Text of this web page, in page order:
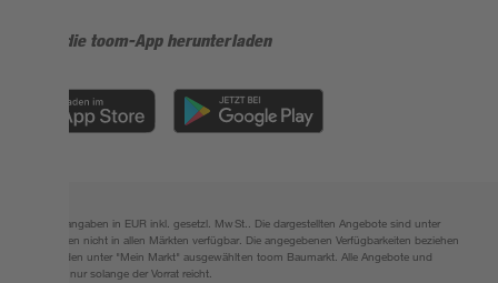
Jetzt die toom-App herunterladen
Alle Preisangaben in EUR inkl. gesetzl. MwSt.. Die dargestellten Angebote sind unter
Umständen nicht in allen Märkten verfügbar. Die angegebenen Verfügbarkeiten beziehen
sich auf den unter "Mein Markt" ausgewählten toom Baumarkt. Alle Angebote und
Produkte nur solange der Vorrat reicht.